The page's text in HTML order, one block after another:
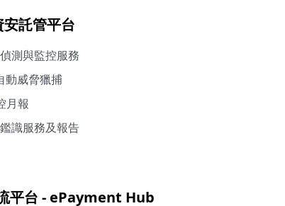
託管平台
測與監控服務
動威脅獵捕
月報
識服務及報告
平台 - ePayment Hub